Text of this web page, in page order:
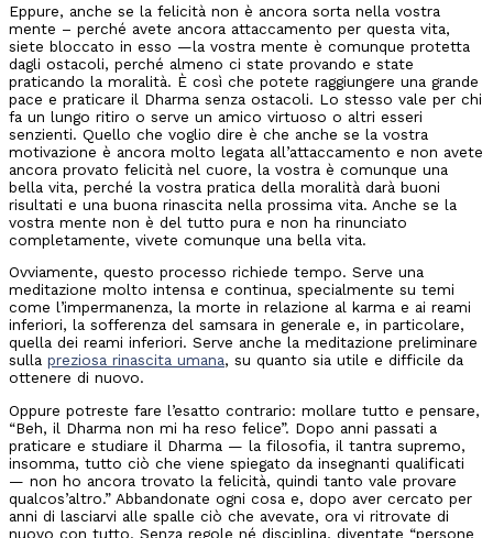
Eppure, anche se la felicità non è ancora sorta nella vostra
mente – perché avete ancora attaccamento per questa vita,
siete bloccato in esso —la vostra mente è comunque protetta
dagli ostacoli, perché almeno ci state provando e state
praticando la moralità. È così che potete raggiungere una grande
pace e praticare il Dharma senza ostacoli. Lo stesso vale per chi
fa un lungo ritiro o serve un amico virtuoso o altri esseri
senzienti. Quello che voglio dire è che anche se la vostra
motivazione è ancora molto legata all’attaccamento e non avete
ancora provato felicità nel cuore, la vostra è comunque una
bella vita, perché la vostra pratica della moralità darà buoni
risultati e una buona rinascita nella prossima vita. Anche se la
vostra mente non è del tutto pura e non ha rinunciato
completamente, vivete comunque una bella vita.
Ovviamente, questo processo richiede tempo. Serve una
meditazione molto intensa e continua, specialmente su temi
come l’impermanenza, la morte in relazione al karma e ai reami
inferiori, la sofferenza del samsara in generale e, in particolare,
quella dei reami inferiori. Serve anche la meditazione preliminare
sulla preziosa rinascita umana, su quanto sia utile e difficile da
ottenere di nuovo.
Oppure potreste fare l’esatto contrario: mollare tutto e pensare,
“Beh, il Dharma non mi ha reso felice”. Dopo anni passati a
praticare e studiare il Dharma — la filosofia, il tantra supremo,
insomma, tutto ciò che viene spiegato da insegnanti qualificati
— non ho ancora trovato la felicità, quindi tanto vale provare
qualcos’altro.” Abbandonate ogni cosa e, dopo aver cercato per
anni di lasciarvi alle spalle ciò che avevate, ora vi ritrovate di
nuovo con tutto. Senza regole né disciplina, diventate “persone